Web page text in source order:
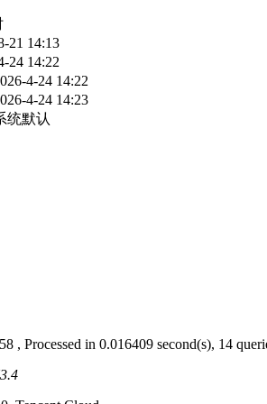
21 14:13
24 14:22
4-24 14:22
4-24 14:23
统默认
, Processed in 0.016409 second(s), 14